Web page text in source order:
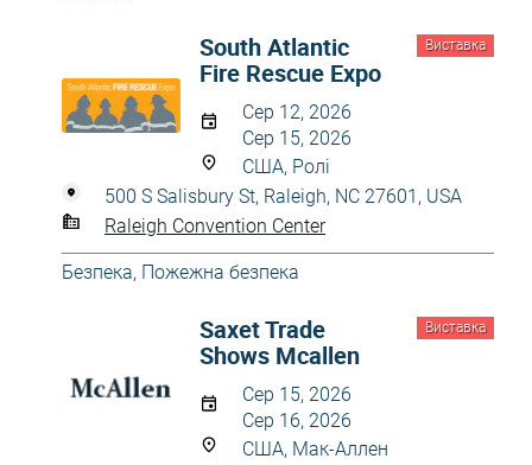
Виставка
South Atlantic
Fire Rescue Expo
Сер 12, 2026
Сер 15, 2026
США, Ролі
500 S Salisbury St, Raleigh, NC 27601, USA
Raleigh Convention Center
Безпека, Пожежна безпека
Виставка
Saxet Trade
Shows Mcallen
Сер 15, 2026
Сер 16, 2026
США, Мак-Аллен